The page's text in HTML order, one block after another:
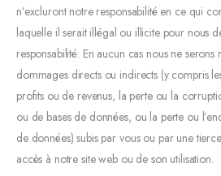
n’excluront notre responsabilité en ce qui
laquelle il serait illégal ou illicite pour nous
responsabilité. En aucun cas nous ne serons
dommages directs ou indirects (y compris
profits ou de revenus, la perte ou la
ou de bases de données, ou la perte ou
de données) subis par vous ou par une
accès à notre site web ou de son utilisation.